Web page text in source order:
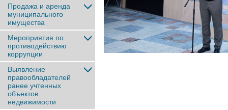
Продажа и аренда
муниципального
имущества
Мероприятия по
противодействию
коррупции
Выявление
правообладателей
ранее учтенныx
объектов
недвижимости